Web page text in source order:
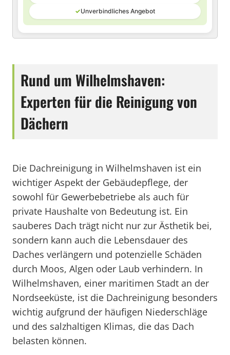
✓Unverbindliches Angebot
Rund um Wilhelmshaven:
Experten für die Reinigung von
Dächern
Die Dachreinigung in Wilhelmshaven ist ein
wichtiger Aspekt der Gebäudepflege, der
sowohl für Gewerbebetriebe als auch für
private Haushalte von Bedeutung ist. Ein
sauberes Dach trägt nicht nur zur Ästhetik bei,
sondern kann auch die Lebensdauer des
Daches verlängern und potenzielle Schäden
durch Moos, Algen oder Laub verhindern. In
Wilhelmshaven, einer maritimen Stadt an der
Nordseeküste, ist die Dachreinigung besonders
wichtig aufgrund der häufigen Niederschläge
und des salzhaltigen Klimas, die das Dach
belasten können.